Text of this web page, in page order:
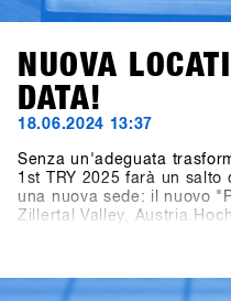
NUOVA
DATA!
18.06.2024 13:37
Senza un'adeguata
1st TRY 2025 farà un
una nuova sede: il nuovo
Zillertal Valley,
Hochfügen, offre